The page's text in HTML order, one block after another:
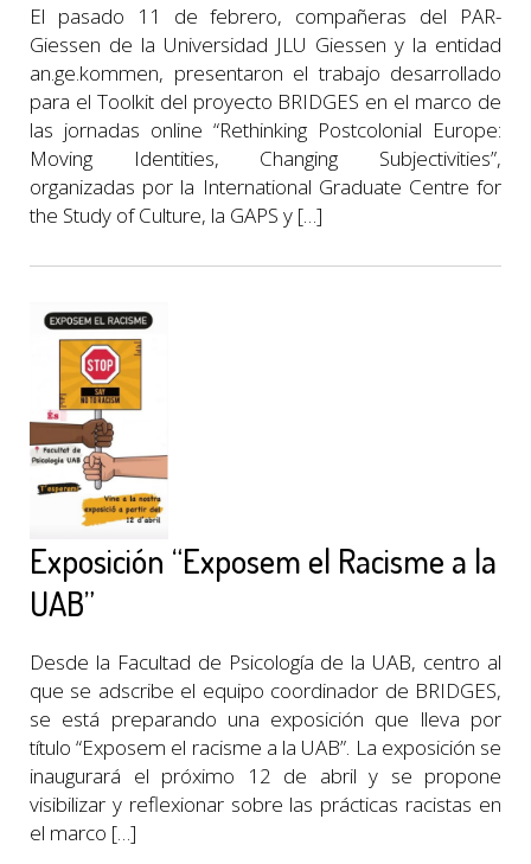
El pasado 11 de febrero, compañeras del PAR-
Giessen de la Universidad JLU Giessen y la entidad
an.ge.kommen, presentaron el trabajo desarrollado
para el Toolkit del proyecto BRIDGES en el marco de
las jornadas online “Rethinking Postcolonial Europe:
Moving Identities, Changing Subjectivities”,
organizadas por la International Graduate Centre for
the Study of Culture, la GAPS y […]
Exposición “Exposem el Racisme a la
UAB”
Desde la Facultad de Psicología de la UAB, centro al
que se adscribe el equipo coordinador de BRIDGES,
se está preparando una exposición que lleva por
título “Exposem el racisme a la UAB”. La exposición se
inaugurará el próximo 12 de abril y se propone
visibilizar y reflexionar sobre las prácticas racistas en
el marco […]